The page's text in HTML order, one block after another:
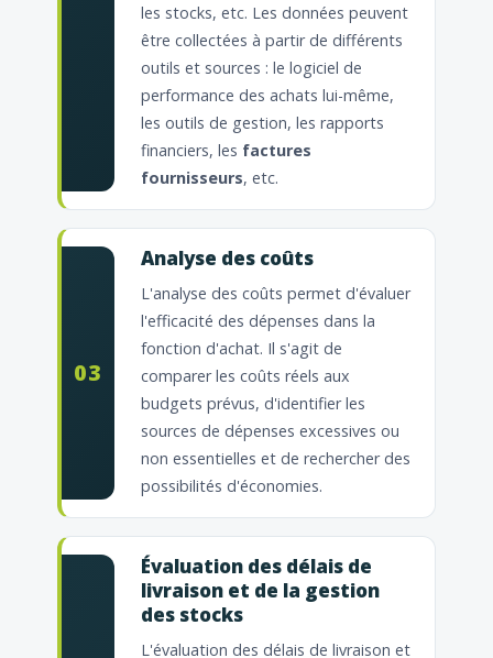
les stocks, etc. Les données peuvent
être collectées à partir de différents
outils et sources : le logiciel de
performance des achats lui-même,
les outils de gestion, les rapports
financiers, les factures
fournisseurs, etc.
03
Analyse des coûts
L'analyse des coûts permet d'évaluer
l'efficacité des dépenses dans la
fonction d'achat. Il s'agit de
comparer les coûts réels aux
budgets prévus, d'identifier les
sources de dépenses excessives ou
non essentielles et de rechercher des
possibilités d'économies.
Évaluation des délais de
livraison et de la gestion
des stocks
L'évaluation des délais de livraison et